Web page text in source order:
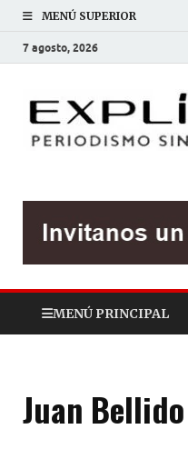
MENÚ SUPERIOR
7 agosto, 2026
MENÚ PRINCIPAL
Juan